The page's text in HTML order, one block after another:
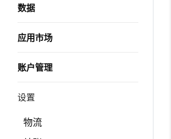
数据
应用市场
账户管理
设置
物流